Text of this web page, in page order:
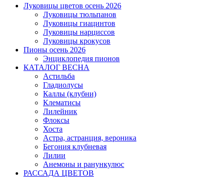
Луковицы цветов осень 2026
Луковицы тюльпанов
Луковицы гиацинтов
Луковицы нарциссов
Луковицы крокусов
Пионы осень 2026
Энциклопедия пионов
КАТАЛОГ ВЕСНА
Астильба
Гладиолусы
Каллы (клубни)
Клематисы
Лилейник
Флоксы
Хоста
Астра, астранция, вероника
Бегония клубневая
Лилии
Анемоны и ранункулюс
РАССАДА ЦВЕТОВ